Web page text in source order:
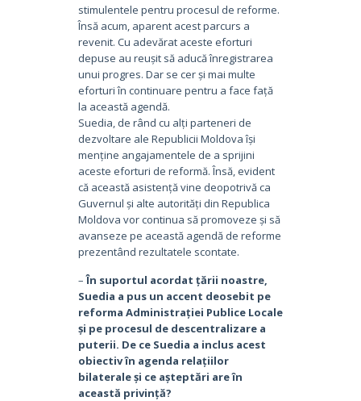
stimulentele pentru procesul de reforme.
Însă acum, aparent acest parcurs a
revenit. Cu adevărat aceste eforturi
depuse au reușit să aducă înregistrarea
unui progres. Dar se cer și mai multe
eforturi în continuare pentru a face față
la această agendă.
Suedia, de rând cu alți parteneri de
dezvoltare ale Republicii Moldova își
menține angajamentele de a sprijini
aceste eforturi de reformă. Însă, evident
că această asistență vine deopotrivă ca
Guvernul și alte autorități din Republica
Moldova vor continua să promoveze și să
avanseze pe această agendă de reforme
prezentând rezultatele scontate.
–În suportul acordat țării noastre,
Suedia a pus un accent deosebit pe
reforma Administrației Publice Locale
și pe procesul de descentralizare a
puterii. De ce Suedia a inclus acest
obiectiv în agenda relațiilor
bilaterale și ce așteptări are în
această privință?